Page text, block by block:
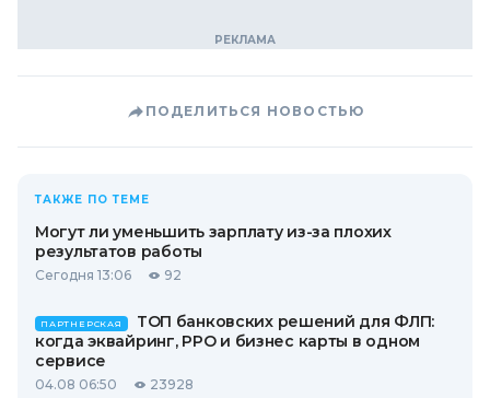
ПОДЕЛИТЬСЯ НОВОСТЬЮ
ТАКЖЕ ПО ТЕМЕ
Могут ли уменьшить зарплату из-за плохих
результатов работы
Сегодня 13:06 92
ПАРТНЕРСКАЯ
ТОП банковских решений для ФЛП:
когда эквайринг, РРО и бизнес карты в одном
сервисе
04.08 06:50 23928